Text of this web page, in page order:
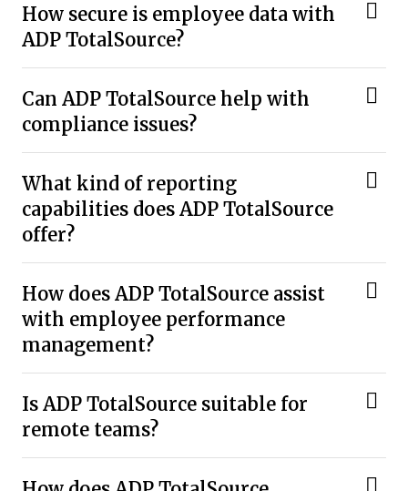
How secure is employee data with
ADP TotalSource?
Can ADP TotalSource help with
compliance issues?
What kind of reporting
capabilities does ADP TotalSource
offer?
How does ADP TotalSource assist
with employee performance
management?
Is ADP TotalSource suitable for
remote teams?